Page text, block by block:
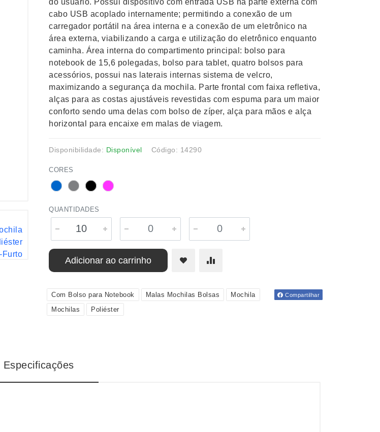
do usuário. Possui dispositivo com entrada USB na parte externa com
cabo USB acoplado internamente; permitindo a conexão de um
carregador portátil na área interna e a conexão de um eletrônico na
área externa, viabilizando a carga e utilização do eletrônico enquanto
caminha. Área interna do compartimento principal: bolso para
notebook de 15,6 polegadas, bolso para tablet, quatro bolsos para
acessórios, possui nas laterais internas sistema de velcro,
maximizando a segurança da mochila. Parte frontal com faixa refletiva,
alças para as costas ajustáveis revestidas com espuma para um maior
conforto sendo uma delas com bolso de zíper, alça para mãos e alça
horizontal para encaixe em malas de viagem.
Disponibilidade: Disponível Código: 14290
CORES
QUANTIDADES
Adicionar ao carrinho
Com Bolso para Notebook Malas Mochilas Bolsas
Mochila
Mochilas
Poliéster
Compartilhar
Especificações